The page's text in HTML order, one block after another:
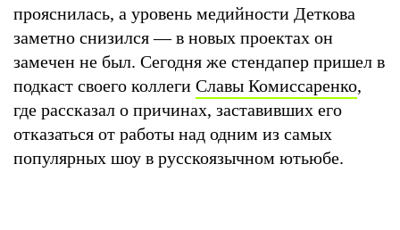
прояснилась, а уровень медийности Деткова
заметно снизился — в новых проектах он
замечен не был. Сегодня же стендапер пришел в
подкаст своего коллеги Славы Комиссаренко,
где рассказал о причинах, заставивших его
отказаться от работы над одним из самых
популярных шоу в русскоязычном ютьюбе.